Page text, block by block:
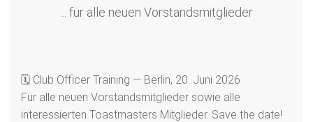
... für alle neuen Vorstandsmitglieder
🗓 Club Officer Training — Berlin, 20. Juni 2026
Für alle neuen Vorstandsmitglieder sowie alle
interessierten Toastmasters Mitglieder. Save the date!